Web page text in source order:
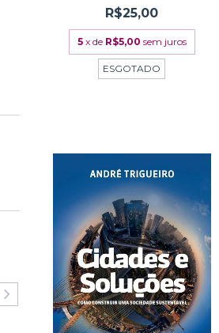
R$25,00
5 x de R$5,00 sem juros
ESGOTADO